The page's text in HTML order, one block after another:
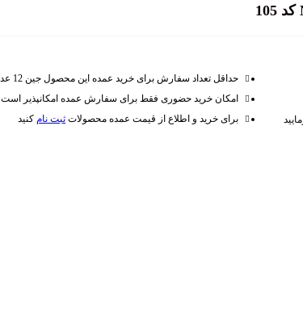
حداقل تعداد سفارش برای خرید عمده این محصول جین 12 عددی می باشد
امکان خرید حضوری فقط برای سفارش عمده امکانپذیر است
برای خرید و اطلاع از قیمت عمده محصولات ثبت نام کنید